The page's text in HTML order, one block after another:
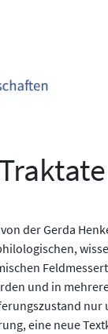
der Gerda
und in
eine neue